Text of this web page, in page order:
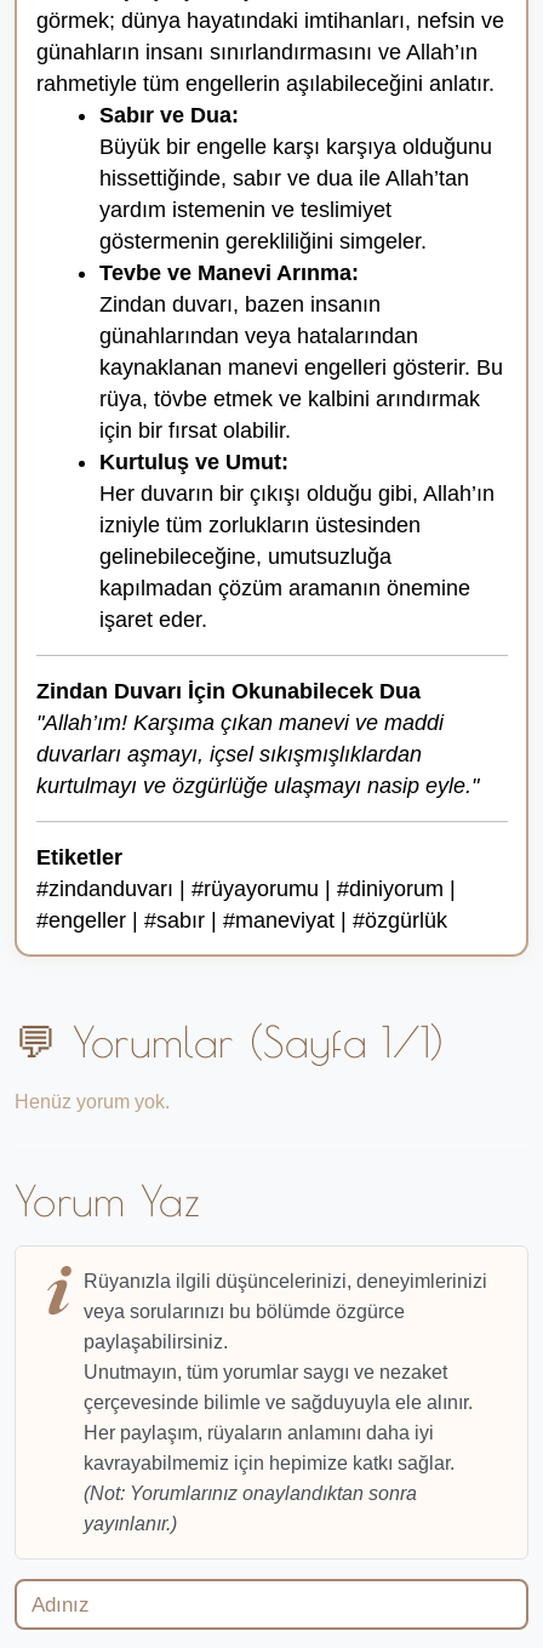
görmek; dünya hayatındaki imtihanları, nefsin ve
günahların insanı sınırlandırmasını ve Allah’ın
rahmetiyle tüm engellerin aşılabileceğini anlatır.
Sabır ve Dua:
Büyük bir engelle karşı karşıya olduğunu
hissettiğinde, sabır ve dua ile Allah’tan
yardım istemenin ve teslimiyet
göstermenin gerekliliğini simgeler.
Tevbe ve Manevi Arınma:
Zindan duvarı, bazen insanın
günahlarından veya hatalarından
kaynaklanan manevi engelleri gösterir. Bu
rüya, tövbe etmek ve kalbini arındırmak
için bir fırsat olabilir.
Kurtuluş ve Umut:
Her duvarın bir çıkışı olduğu gibi, Allah’ın
izniyle tüm zorlukların üstesinden
gelinebileceğine, umutsuzluğa
kapılmadan çözüm aramanın önemine
işaret eder.
Zindan Duvarı İçin Okunabilecek Dua
"Allah’ım! Karşıma çıkan manevi ve maddi
duvarları aşmayı, içsel sıkışmışlıklardan
kurtulmayı ve özgürlüğe ulaşmayı nasip eyle."
Etiketler
#zindanduvarı | #rüyayorumu | #diniyorum |
#engeller | #sabır | #maneviyat | #özgürlük
💬 Yorumlar (Sayfa 1/1)
Henüz yorum yok.
Yorum Yaz
Rüyanızla ilgili düşüncelerinizi, deneyimlerinizi
veya sorularınızı bu bölümde özgürce
paylaşabilirsiniz.
Unutmayın, tüm yorumlar saygı ve nezaket
çerçevesinde bilimle ve sağduyuyla ele alınır.
Her paylaşım, rüyaların anlamını daha iyi
kavrayabilmemiz için hepimize katkı sağlar.
(Not: Yorumlarınız onaylandıktan sonra
yayınlanır.)